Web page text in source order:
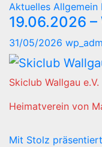
Aktuelles Allgemein
19.06.2026 –
31/05/2026
Skiclub Wallgau e.V.
Heimatverein von
Mit Stolz